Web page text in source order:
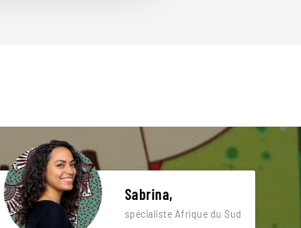
Sabrina,
spécialiste Afrique du Sud